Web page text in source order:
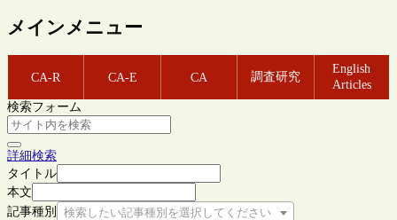
メインメニュー
CA-R CA-E CA 調査研究
English
Articles
検索フォーム
詳細検索
タイトル
本文
記事種別
検索したい記事種別を選択してください